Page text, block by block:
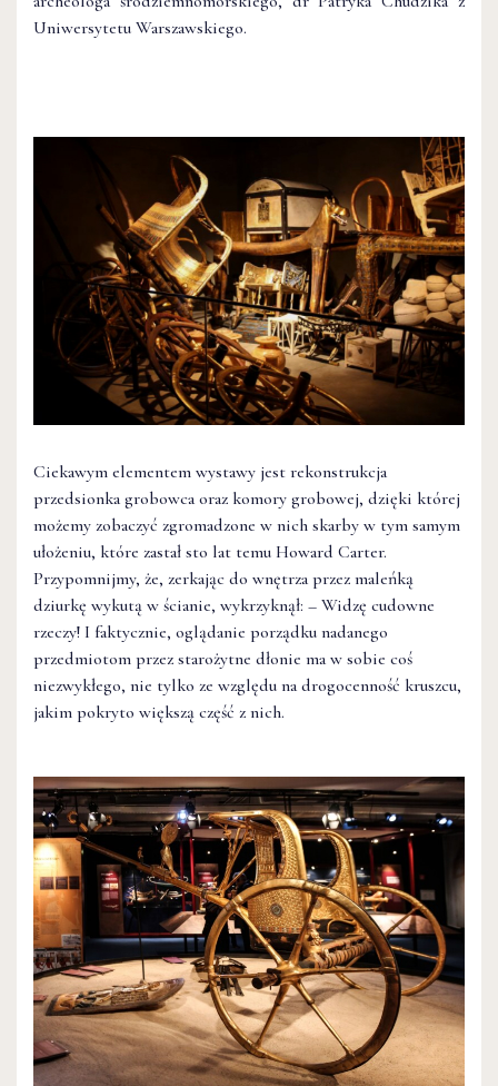
Uniwersytetu Warszawskiego.
Ciekawym elementem wystawy jest rekonstrukcja
przedsionka grobowca oraz komory grobowej, dzięki której
możemy zobaczyć zgromadzone w nich skarby w tym samym
ułożeniu, które zastał sto lat temu Howard Carter.
Przypomnijmy, że, zerkając do wnętrza przez maleńką
dziurkę wykutą w ścianie, wykrzyknął: – Widzę cudowne
rzeczy! I faktycznie, oglądanie porządku nadanego
przedmiotom przez starożytne dłonie ma w sobie coś
niezwykłego, nie tylko ze względu na drogocenność kruszcu,
jakim pokryto większą część z nich.